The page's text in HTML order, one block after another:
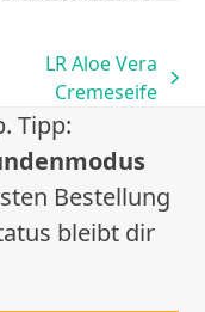
LR Aloe Vera
Cremeseife
Tipp:
Bestellung
bleibt dir